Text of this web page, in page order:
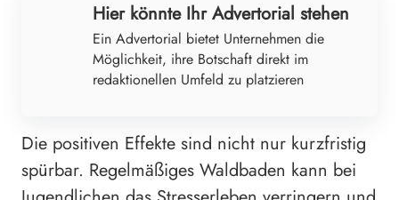
Hier könnte Ihr Advertorial stehen
Ein Advertorial bietet Unternehmen die
Möglichkeit, ihre Botschaft direkt im
redaktionellen Umfeld zu platzieren
Die positiven Effekte sind nicht nur kurzfristig
spürbar. Regelmäßiges Waldbaden kann bei